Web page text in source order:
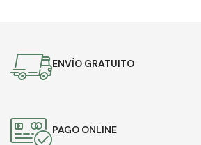
ENVÍO GRATUITO
PAGO ONLINE